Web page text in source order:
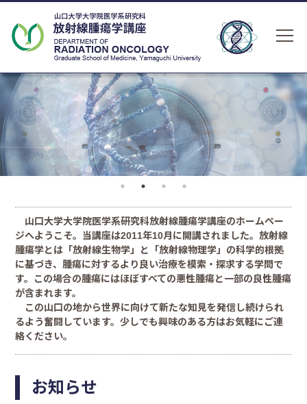
山口大学大学院医学系研究科放射線腫瘍学講座のホームペー
ジへようこそ。当講座は2011年10月に開講されました。放射線
腫瘍学とは「放射線生物学」と「放射線物理学」の科学的根拠
に基づき、腫瘍に対するより良い治療を模索・探求する学問で
す。この場合の腫瘍にはほぼすべての悪性腫瘍と一部の良性腫瘍
が含まれます。
この山口の地から世界に向けて新たな知見を発信し続けられ
るよう奮闘しています。少しでも興味のある方はお気軽にご連
絡ください。
お知らせ